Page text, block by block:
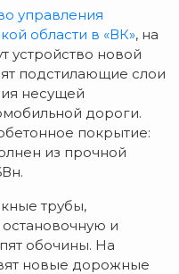
управления
области в «ВК», на
устройство новой
подстилающие слои
несущей
дороги.
покрытие:
из прочной
трубы,
и
обочины. На
новые дорожные